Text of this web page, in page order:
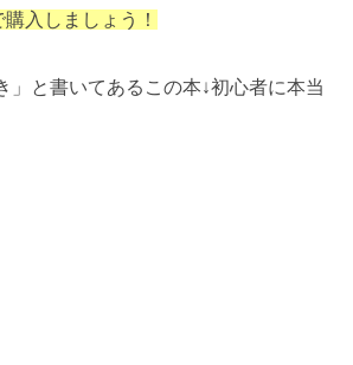
入しましょう！
」と書いてあるこの本↓初心者に本当